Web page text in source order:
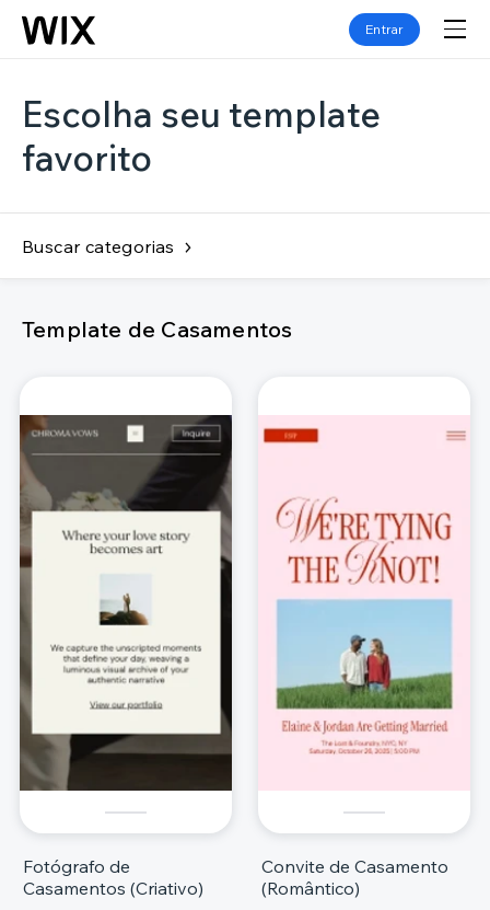
Entrar
Escolha seu template
favorito
Buscar categorias
Template de Casamentos
Fotógrafo de
Casamentos (Criativo)
Convite de Casamento
(Romântico)